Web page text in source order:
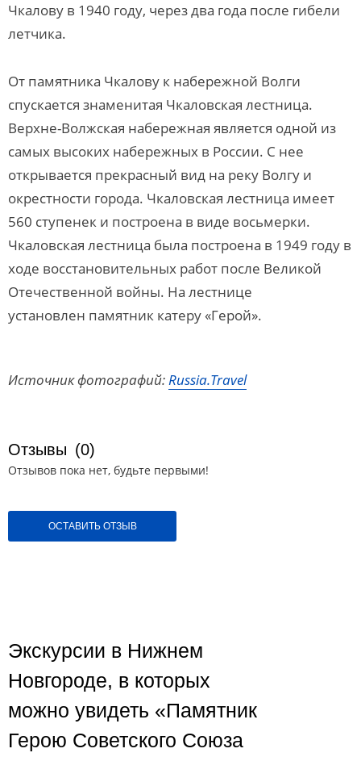
Чкалову в 1940 году, через два года после гибели
летчика.
От памятника Чкалову к набережной Волги
спускается знаменитая Чкаловская лестница.
Верхне-Волжская набережная является одной из
самых высоких набережных в России. С нее
открывается прекрасный вид на реку Волгу и
окрестности города. Чкаловская лестница имеет
560 ступенек и построена в виде восьмерки.
Чкаловская лестница была построена в 1949 году в
ходе восстановительных работ после Великой
Отечественной войны. На лестнице
установлен памятник катеру «Герой».
Источник фотографий:Russia.Travel
Отзывы (0)
Отзывов пока нет, будьте первыми!
ОСТАВИТЬ ОТЗЫВ
Экскурсии в Нижнем
Новгороде, в которых
можно увидеть «Памятник
Герою Советского Союза